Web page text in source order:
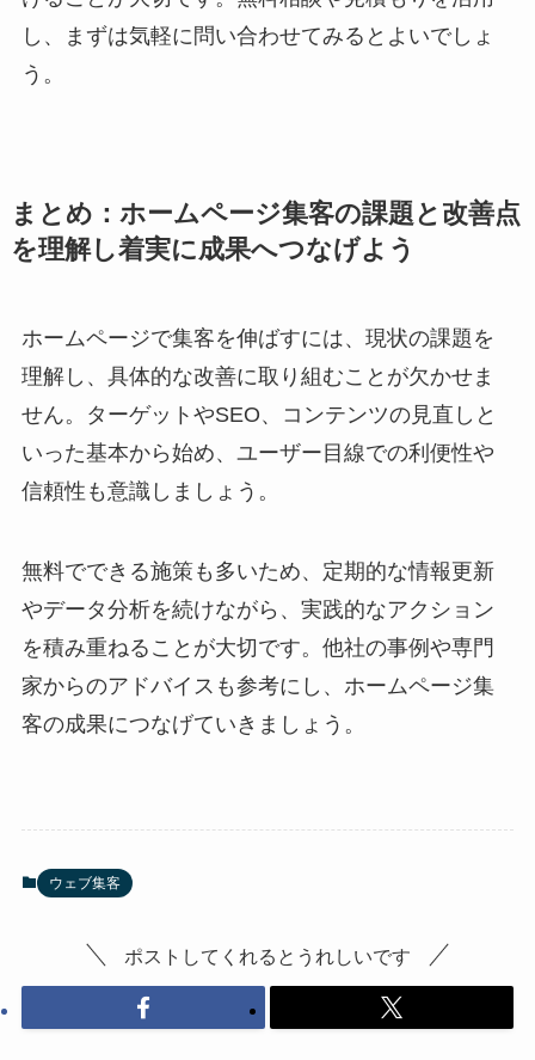
し、まずは気軽に問い合わせてみるとよいでしょ
う。
まとめ：ホームページ集客の課題と改善点
を理解し着実に成果へつなげよう
ホームページで集客を伸ばすには、現状の課題を
理解し、具体的な改善に取り組むことが欠かせま
せん。ターゲットやSEO、コンテンツの見直しと
いった基本から始め、ユーザー目線での利便性や
信頼性も意識しましょう。
無料でできる施策も多いため、定期的な情報更新
やデータ分析を続けながら、実践的なアクション
を積み重ねることが大切です。他社の事例や専門
家からのアドバイスも参考にし、ホームページ集
客の成果につなげていきましょう。
ウェブ集客
ポストしてくれるとうれしいです